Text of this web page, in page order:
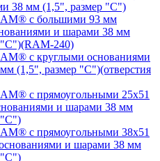
38 мм (1,5", размер "C")
с большими 93 мм
и шарами 38 мм
"C")(RAM-240)
с круглыми основаниями
(1,5", размер "C")(отверстия
с прямоугольными 25х51
и шарами 38 мм
"C")
с прямоугольными 38х51
и шарами 38 мм
"C")